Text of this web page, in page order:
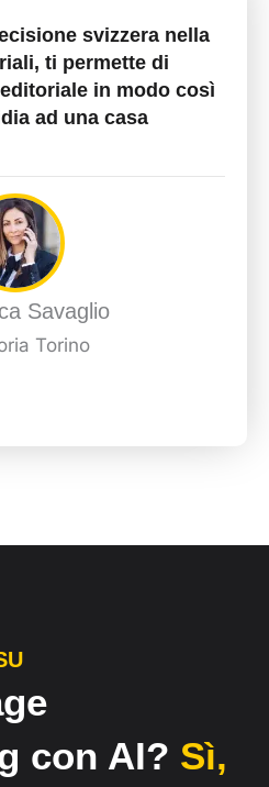
svizzera nella
ti permette di
in modo così
ad una casa
Savaglio
Torino
con AI? Sì,